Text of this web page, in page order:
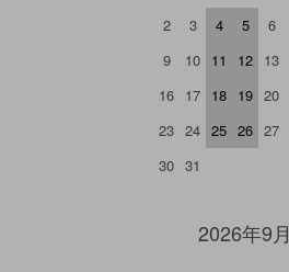
2
3 4 5 6
9
10 11 12 13
16 17 18 19 20
23 24 25 26 27
30 31
2026年9月